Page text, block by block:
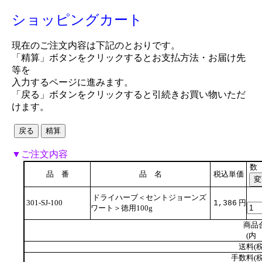
ショッピングカート
現在のご注文内容は下記のとおりです。
「精算」ボタンをクリックするとお支払方法・お届け先
等を
入力するページに進みます。
「戻る」ボタンをクリックすると引続きお買い物いただ
けます。
▼ご注文内容
品 番 品 名 税込単価
数
301-SJ-100
ドライハーブ＜セントジョーンズ
ワート＞徳用100g
1,386 円
商品
(内
送料(
手数料(